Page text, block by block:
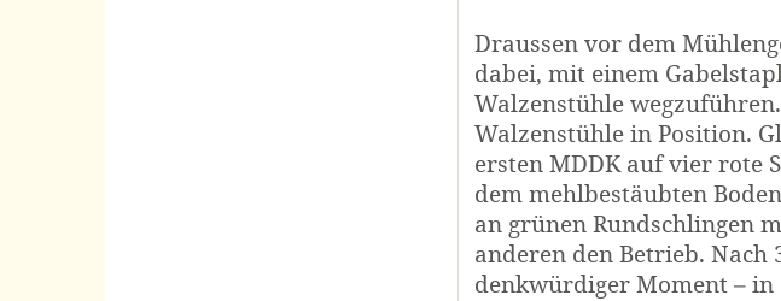
Draussen vor dem
dabei, mit einem
Walzenstühle
Walzenstühle in Position.
ersten MDDK auf vier rote
dem mehlbestäubten
an grünen Rundschlingen
anderen den Betrieb. Nach
denkwürdiger Moment –